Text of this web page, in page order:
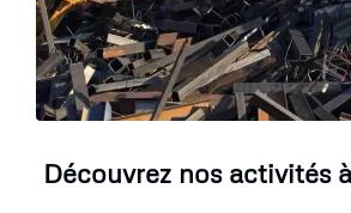
Découvrez nos activités